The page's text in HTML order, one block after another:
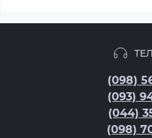
(098)
(093)
(044)
(098)